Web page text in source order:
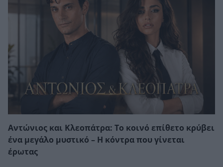
Αντώνιος και Κλεοπάτρα: Το κοινό επίθετο κρύβει
ένα μεγάλο μυστικό – Η κόντρα που γίνεται
έρωτας